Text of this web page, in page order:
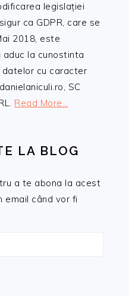
legislației
ca GDPR, care se
2018, este
la cunostinta
cu caracter
SC
Read More…
LA BLOG
a te abona la acest
email când vor fi